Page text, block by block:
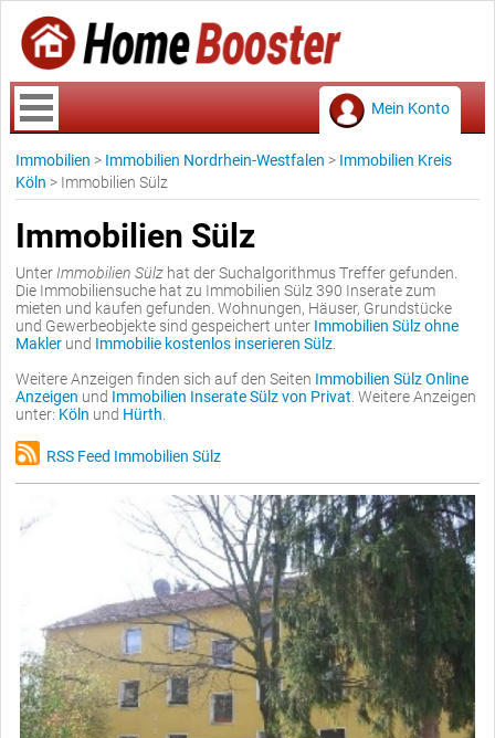
Mein Konto
Immobilien > Immobilien Nordrhein-Westfalen > Immobilien Kreis
Köln > Immobilien Sülz
Immobilien Sülz
Unter Immobilien Sülz hat der Suchalgorithmus Treffer gefunden.
Die Immobiliensuche hat zu Immobilien Sülz 390 Inserate zum
mieten und kaufen gefunden. Wohnungen, Häuser, Grundstücke
und Gewerbeobjekte sind gespeichert unter Immobilien Sülz ohne
Makler und Immobilie kostenlos inserieren Sülz
Weitere Anzeigen finden sich auf den Seiten Immobilien Sülz Online
Anzeigen und Immobilien Inserate Sülz von Privat . Weitere Anzeigen
unter: Köln und Hürth
RSS Feed Immobilien Sülz